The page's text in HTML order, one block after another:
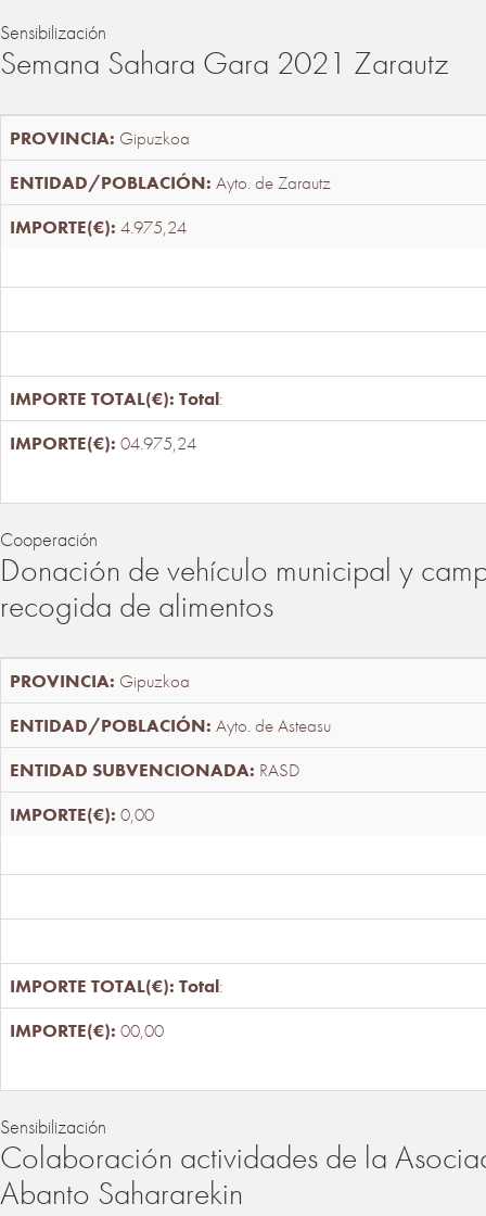
Sensibilización
Semana Sahara Gara 2021 Zarautz
Gipuzkoa
Ayto. de Zarautz
4.975,24
Total:
04.975,24
Cooperación
Donación de vehículo municipal y
recogida de alimentos
Gipuzkoa
Ayto. de Asteasu
RASD
0,00
Total:
00,00
Sensibilización
Colaboración actividades de la
Abanto Sahararekin